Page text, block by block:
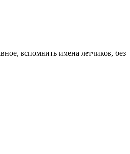
вспомнить имена летчиков, без